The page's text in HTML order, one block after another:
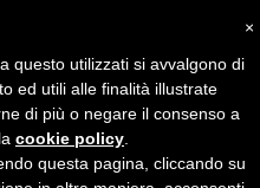
×
questo utilizzati si avvalgono di
ed utili alle finalità illustrate
di più o negare il consenso a
cookie policy
questa pagina, cliccando su